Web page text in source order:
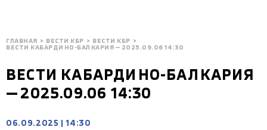
ГЛАВНАЯ > ВЕСТИ КБР > ВЕСТИ КБР >
BЕСТИ КАБАРДИНО-БАЛКАРИЯ — 2025.09.06 14:30
BЕСТИ КАБАРДИНО-БАЛКАРИЯ
— 2025.09.06 14:30
06.09.2025 14:30